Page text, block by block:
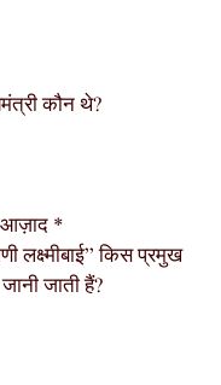
कौन थे?
आज़ाद *
लक्ष्मीबाई” किस प्रमुख
जाती हैं?